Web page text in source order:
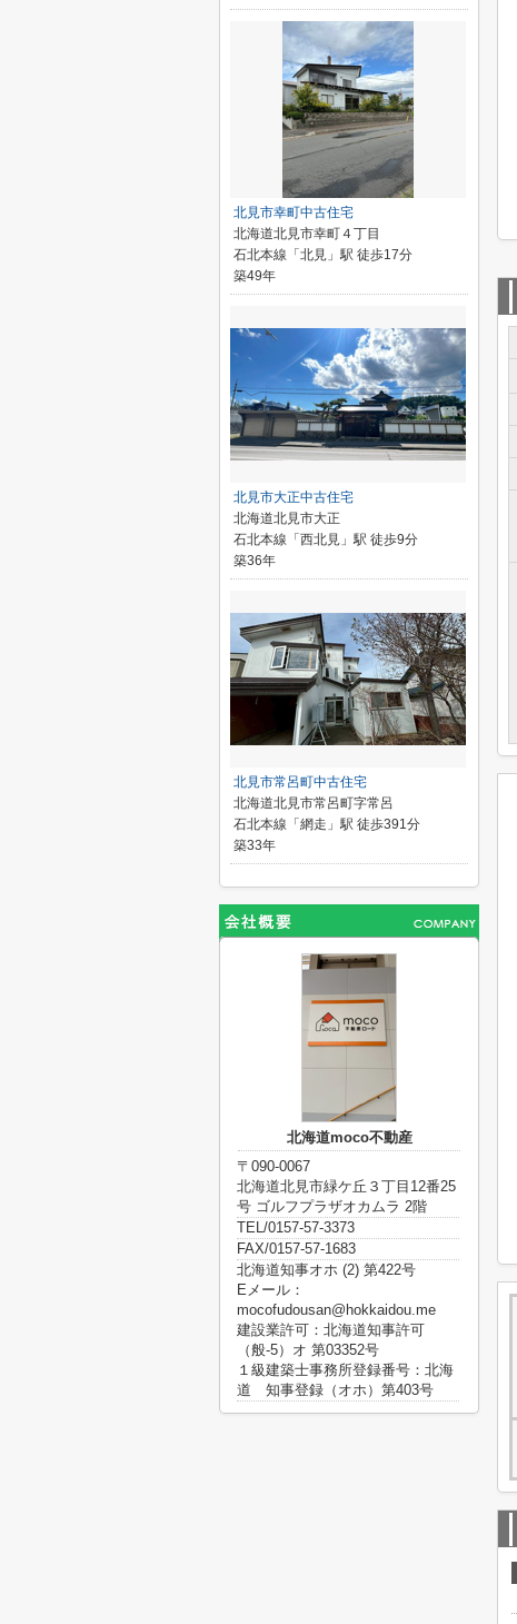
北見市幸町中古住宅
北海道北見市幸町４丁目
石北本線「北見」駅 徒歩17分
築49年
北見市大正中古住宅
北海道北見市大正
石北本線「西北見」駅 徒歩9分
築36年
北見市常呂町中古住宅
北海道北見市常呂町字常呂
石北本線「網走」駅 徒歩391分
築33年
北海道moco不動産
〒090-0067
北海道北見市緑ケ丘３丁目12番25
号 ゴルフプラザオカムラ 2階
TEL/0157-57-3373
FAX/0157-57-1683
北海道知事オホ (2) 第422号
Eメール：
mocofudousan@hokkaidou.me
建設業許可：北海道知事許可
（般-5）オ 第03352号
１級建築士事務所登録番号：北海
道 知事登録（オホ）第403号